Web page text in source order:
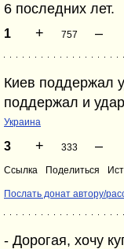
6 последних лет.
1 + 757 –
Киев поддержал
поддержал и
Украина
3 + 333 –
Ссылка Поделиться
Послать донат автору/
- Дoрoгaя, хoчу